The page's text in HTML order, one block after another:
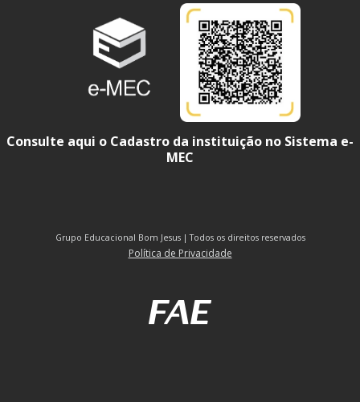
Consulte aqui o Cadastro da instituição no Sistema e-
MEC
Grupo Educacional Bom Jesus | Todos os direitos reservados
Política de Privacidade